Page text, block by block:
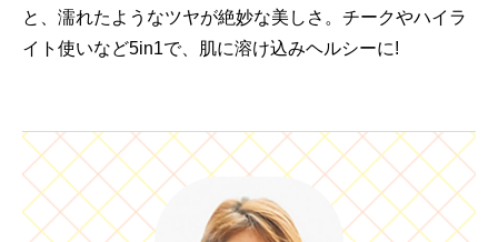
と、濡れたようなツヤが絶妙な美しさ。チークやハイラ
イト使いなど5in1で、肌に溶け込みヘルシーに!